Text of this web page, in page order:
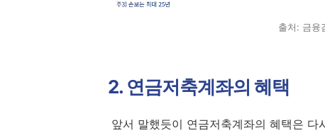
출처: 금융
2. 연금저축계좌의 혜택
앞서 말했듯이 연금저축계좌의 혜택은 다